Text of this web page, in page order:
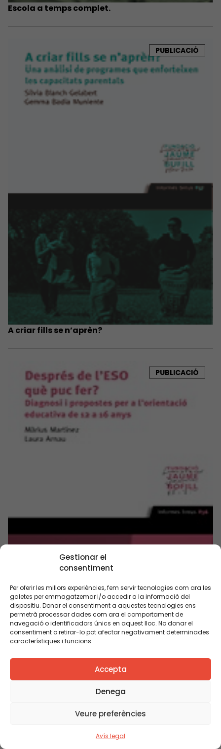
Gestionar el
consentiment
Per oferir les millors experiències, fem servir tecnologies com ara les
galetes per emmagatzemar i/o accedir a la informació del
dispositiu. Donar el consentiment a aquestes tecnologies ens
permetrà processar dades com ara el comportament de
navegació o identificadors únics en aquest lloc. No donar el
consentiment o retirar-lo pot afectar negativament determinades
característiques i funcions.
Accepta
Denega
Veure preferències
Avís legal
Escola a temps complet.
PUBLICACIÓ
A criar fills se n’aprèn?
PUBLICACIÓ
Després de l’ESO què puc fer?